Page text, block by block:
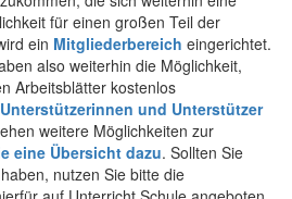
für einen großen Teil der
ein Mitgliederbereich eingerichtet.
also weiterhin die Möglichkeit,
Arbeitsblätter kostenlos
Unterstützerinnen und Unterstützer
weitere Möglichkeiten zur
eine Übersicht dazu. Sollten Sie
nutzen Sie bitte die